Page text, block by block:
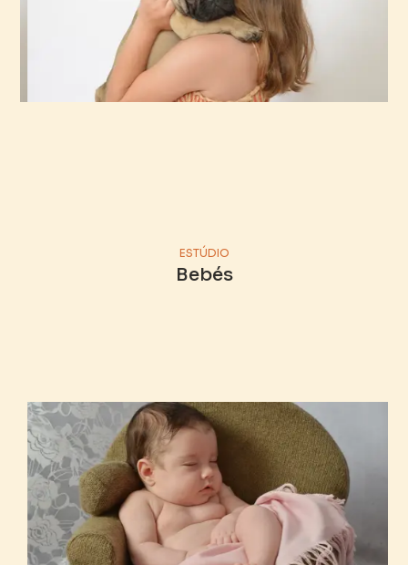
ESTÚDIO
Bebés